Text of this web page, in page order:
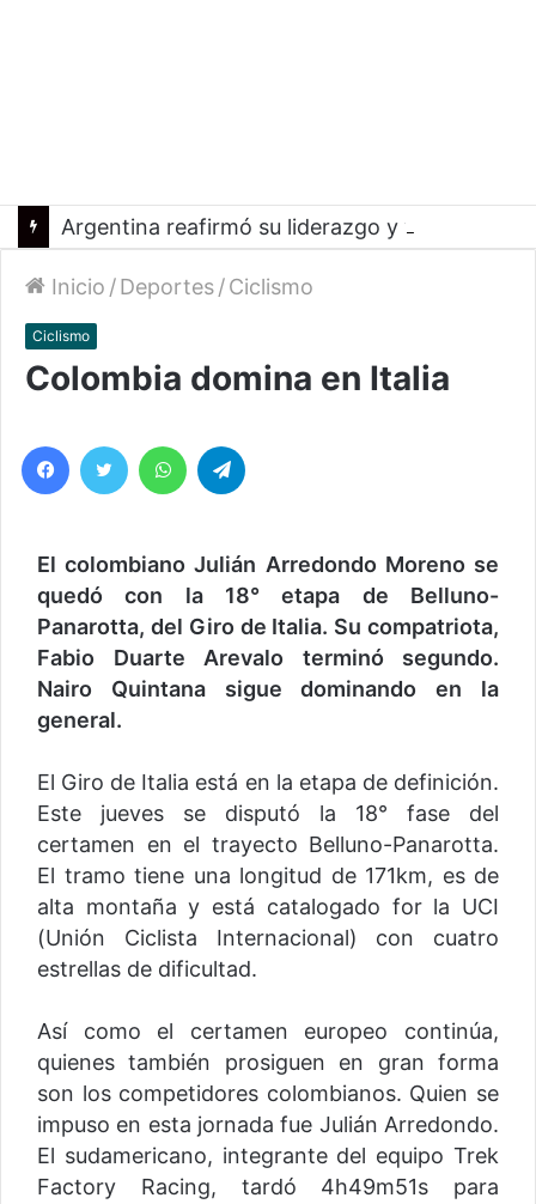
Inicio /Deportes/Ciclismo
Ciclismo
Colombia domina en Italia
El colombiano Julián Arredondo Moreno se
quedó con la 18° etapa de Belluno-
Panarotta, del Giro de Italia. Su compatriota,
Fabio Duarte Arevalo terminó segundo.
Nairo Quintana sigue dominando en la
general.
El Giro de Italia está en la etapa de definición.
Este jueves se disputó la 18° fase del
certamen en el trayecto Belluno-Panarotta.
El tramo tiene una longitud de 171km, es de
alta montaña y está catalogado for la UCI
(Unión Ciclista Internacional) con cuatro
estrellas de dificultad.
Así como el certamen europeo continúa,
quienes también prosiguen en gran forma
son los competidores colombianos. Quien se
impuso en esta jornada fue Julián Arredondo.
El sudamericano, integrante del equipo Trek
Factory Racing, tardó 4h49m51s para